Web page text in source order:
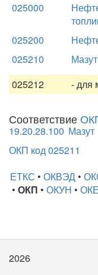
025000
025200
025210
025212
- для
Соответствие
19.20.28.100 Мазут
ОКП код 025211
ЕТКС • ОКВЭД •
• ОКП • ОКУН •
2026